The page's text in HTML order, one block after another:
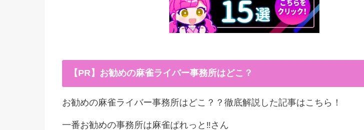
【PR】お勧めの麻雀ライバー事務所はどこ？
お勧めの麻雀ライバー事務所はどこ？？徹底解説した記事はこちら！
一番お勧めの事務所は麻雀ぱれっと‼︎さん